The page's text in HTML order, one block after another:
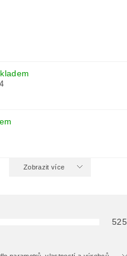
Zobrazit více
525